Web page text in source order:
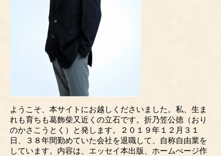
ようこそ、本サイトにお越しくださいました。私、生ま
れも育ちも葛飾柴又近くの立石です。折乃笠公徳（おり
のかさこうとく）と発します。２０１９年１２月３１
日、３８年間勤めていた会社を退職して、自称自由業を
しています。内容は、エッセイ本出版、ホームぺージ作